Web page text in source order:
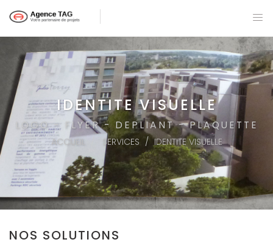
IDENTITE VISUELLE
LOGO - FLYER - DEPLIANT - PLAQUETTE
ACCUEIL SERVICES IDENTITE VISUELLE
NOS SOLUTIONS